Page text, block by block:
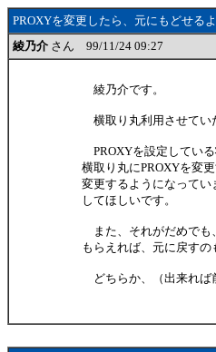
PROXYを変更したら、元にもどせる
綾乃介 さん 99/11/24 09:27
綾乃介です。
横取り丸利用させてい
PROXYを設定している
横取り丸にPROXYを変
変更するようになって
してほしいです。
また、それがだめでも
もらえれば、元に戻すの
どちらか、（出来れば